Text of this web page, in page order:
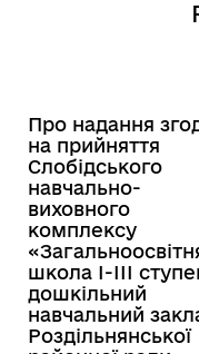
Про надання
на прийняття
Слобідського
навчально-
виховного
комплексу
школа І-ІІІ
дошкільний
навчальний
Роздільнянської